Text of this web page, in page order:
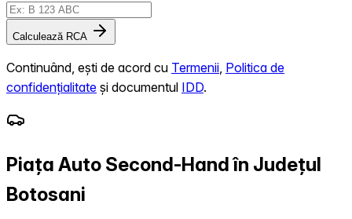
Calculează RCA
Continuând, ești de acord cu Termenii Politica de
confidențialitate și documentul IDD.
Piața Auto Second-Hand în Județul
Botosani